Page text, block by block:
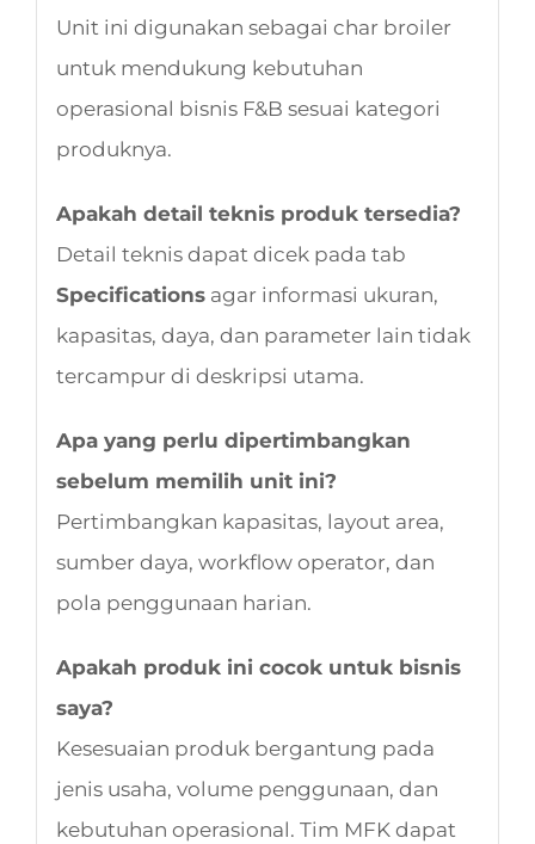
Unit ini digunakan sebagai char broiler
untuk mendukung kebutuhan
operasional bisnis F&B sesuai kategori
produknya.
Apakah detail teknis produk tersedia?
Detail teknis dapat dicek pada tab
Specificationsagar informasi ukuran,
kapasitas, daya, dan parameter lain tidak
tercampur di deskripsi utama.
Apa yang perlu dipertimbangkan
sebelum memilih unit ini?
Pertimbangkan kapasitas, layout area,
sumber daya, workflow operator, dan
pola penggunaan harian.
Apakah produk ini cocok untuk bisnis
saya?
Kesesuaian produk bergantung pada
jenis usaha, volume penggunaan, dan
kebutuhan operasional. Tim MFK dapat